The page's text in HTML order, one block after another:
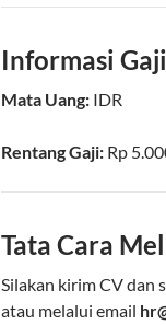
Informasi
Mata Uang: IDR
Rentang Gaji: Rp
Tata Cara
Silakan kirim CV dan
atau melalui email